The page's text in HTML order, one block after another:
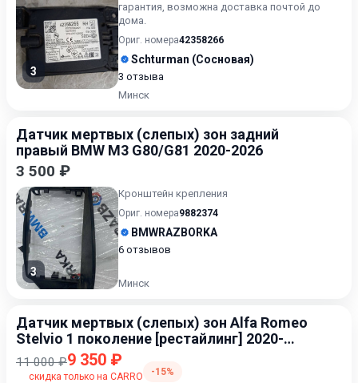
3
гарантия, возможна доставка почтой до
дома.
Ориг. номера42358266
Schturman (Сосновая)
3 отзыва
Минск
Датчик мертвых (слепых) зон задний
правый BMW M3 G80/G81 2020-2026
3 500 ₽
3
Кронштейн крепления
Ориг. номера9882374
BMWRAZBORKA
6 отзывов
Минск
Датчик мертвых (слепых) зон Alfa Romeo
Stelvio 1 поколение [рестайлинг] 2020-
2023 2.1
11 000 ₽9 350 ₽
скидка только на CARRO -15%